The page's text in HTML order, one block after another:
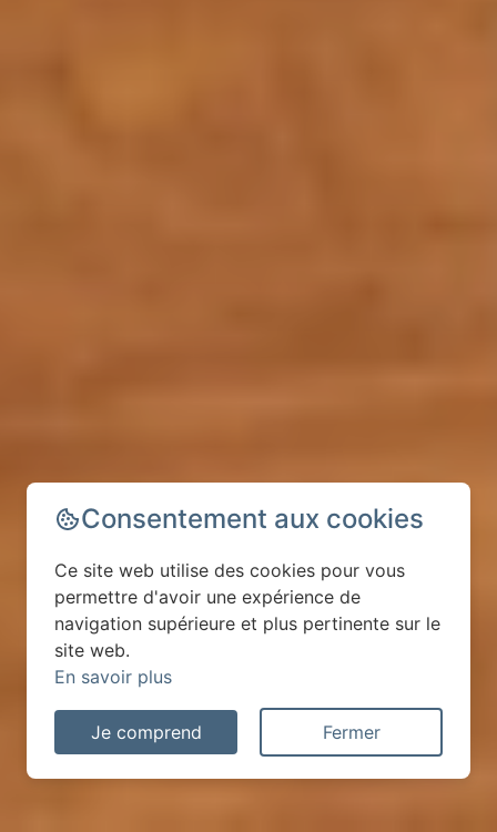
Consentement aux cookies
Ce site web utilise des cookies pour vous
permettre d'avoir une expérience de
navigation supérieure et plus pertinente sur le
site web.
En savoir plus
Je comprend Fermer